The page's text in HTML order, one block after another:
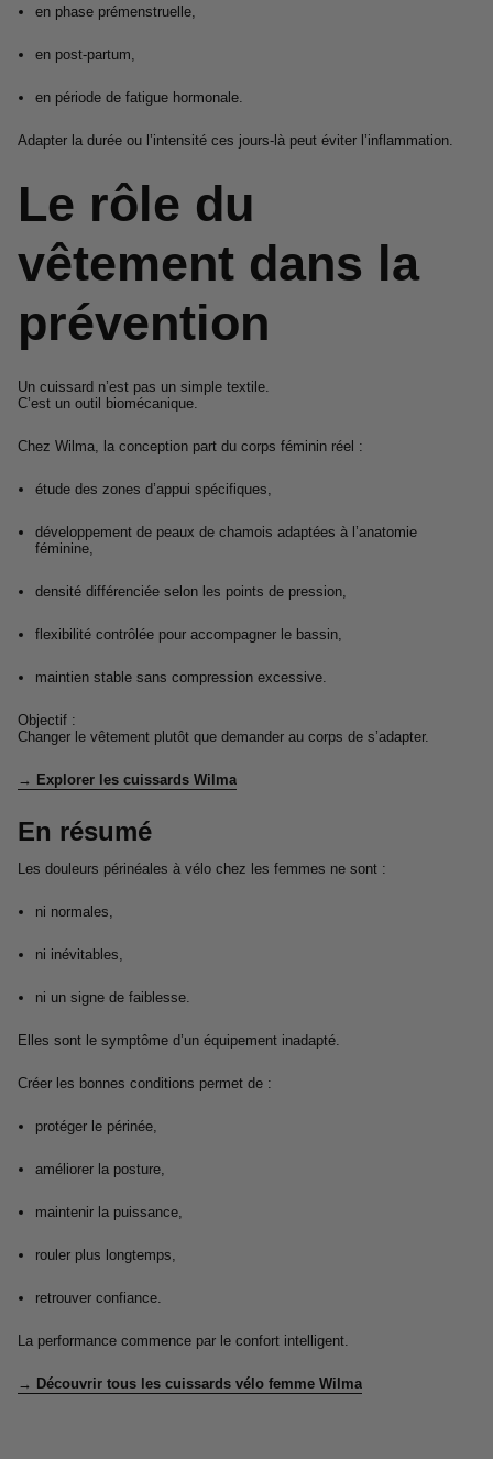
en phase prémenstruelle,
en post-partum,
en période de fatigue hormonale.
Adapter la durée ou l’intensité ces jours-là peut éviter l’inflammation.
Le rôle du
vêtement dans la
prévention
Un cuissard n’est pas un simple textile.
C’est un outil biomécanique.
Chez Wilma, la conception part du corps féminin réel :
étude des zones d’appui spécifiques,
développement de peaux de chamois adaptées à l’anatomie
féminine,
densité différenciée selon les points de pression,
flexibilité contrôlée pour accompagner le bassin,
maintien stable sans compression excessive.
Objectif :
Changer le vêtement plutôt que demander au corps de s’adapter.
→ Explorer les cuissards Wilma
En résumé
Les douleurs périnéales à vélo chez les femmes ne sont :
ni normales,
ni inévitables,
ni un signe de faiblesse.
Elles sont le symptôme d’un équipement inadapté.
Créer les bonnes conditions permet de :
protéger le périnée,
améliorer la posture,
maintenir la puissance,
rouler plus longtemps,
retrouver confiance.
La performance commence par le confort intelligent.
→ Découvrir tous les cuissards vélo femme Wilma